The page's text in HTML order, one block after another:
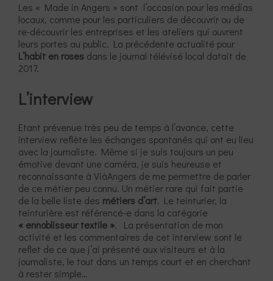
Les « Made in Angers » sont l’occasion pour les médias
locaux, comme pour les particuliers de découvrir ou de
re-découvrir les entreprises et les ateliers qui ouvrent
leurs portes au public. La précédente actualité pour
L’habit en roses dans le journal télévisé local datait de
2017.
L’interview
Etant prévenue très peu de temps à l’avance, cette
interview reflète les échanges spontanés qui ont eu lieu
avec la journaliste. Même si je suis toujours un peu
émotive devant une caméra, je suis heureuse et
reconnaissante à ViàAngers de me permettre de parler
de ce métier peu connu. Un métier rare qui fait partie
de la belle liste des métiers d’art. Le teinturier, la
teinturière est référencé-e dans la catégorie
« ennoblisseur textile ». La présentation de mon
activité et les commentaires de cet interview sont le
reflet de ce que j’ai présenté aux visiteurs et à la
journaliste, le tout dans un temps court et en cherchant
à rester simple…